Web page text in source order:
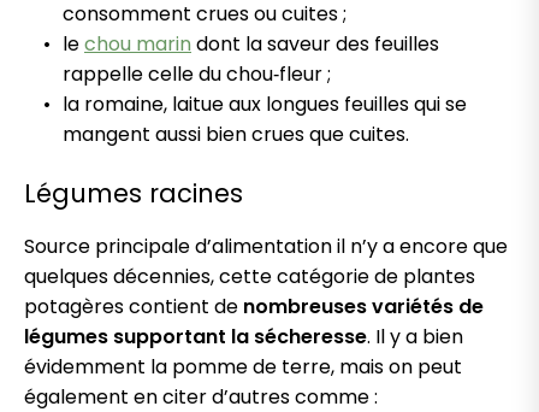
consomment crues ou cuites ;
lechou marin dont la saveur des feuilles
rappelle celle du chou‑fleur ;
la romaine, laitue aux longues feuilles qui se
mangent aussi bien crues que cuites.
Légumes racines
Source principale d’alimentation il n’y a encore que
quelques décennies, cette catégorie de plantes
potagères contient de nombreuses variétés de
légumes supportant la sécheresse. Il y a bien
évidemment la pomme de terre, mais on peut
également en citer d’autres comme :